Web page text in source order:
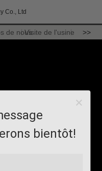
Co., Ltd
de nousVisite de l'usine >>
bientôt!